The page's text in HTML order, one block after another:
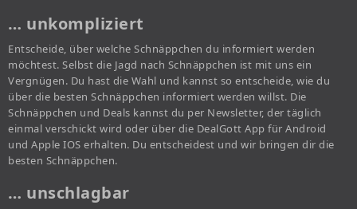
… unkompliziert
Entscheide, über welche Schnäppchen du informiert werden
möchtest. Selbst die Jagd nach Schnäppchen ist mit uns ein
Vergnügen. Du hast die Wahl und kannst so entscheide, wie du
über die besten Schnäppchen informiert werden willst. Die
Schnäppchen und Deals kannst du per Newsletter, der täglich
einmal verschickt wird oder über die DealGott App für Android
und Apple IOS erhalten. Du entscheidest und wir bringen dir die
besten Schnäppchen.
… unschlagbar